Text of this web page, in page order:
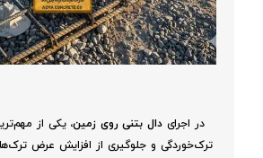
در اجرایدال بتنی روی زمین، یکی از
ترک‌خوردگی و جلوگیری از افزایش عرض ترک‌ها